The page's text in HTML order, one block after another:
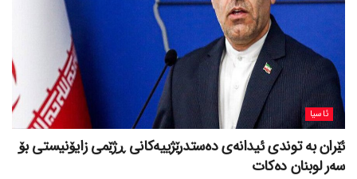
ئاسیا
ئێران بە توندی ئیدانەی دەستدرێژییەکانی ڕژێمی زایۆنیستی بۆ
سەر لوبنان دەکات